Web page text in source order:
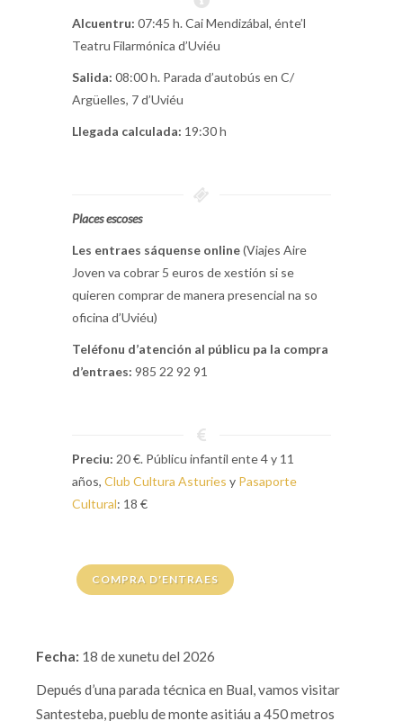
Alcuentru: 07:45 h. Cai Mendizábal, énte’l
Teatru Filarmónica d’Uviéu
Salida: 08:00 h. Parada d’autobús en C/
Argüelles, 7 d’Uviéu
Llegada calculada: 19:30 h
Places escoses
Les entraes sáquense online(Viajes Aire
Joven va cobrar 5 euros de xestión si se
quieren comprar de manera presencial na so
oficina d’Uviéu)
Teléfonu d’atención al públicu pa la compra
d’entraes: 985 22 92 91
Preciu: 20 €. Públicu infantil ente 4 y 11
años, Club Cultura Asturies y Pasaporte
Cultural: 18 €
COMPRA D'ENTRAES
Fecha: 18 de xunetu del 2026
Depués d’una parada técnica en Bual, vamos visitar
Santesteba, pueblu de monte asitiáu a 450 metros